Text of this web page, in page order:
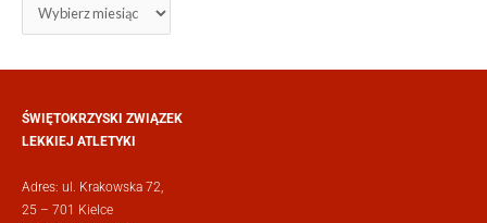
ŚWIĘTOKRZYSKI ZWIĄZEK
LEKKIEJ ATLETYKI
Adres: ul. Krakowska 72,
25 – 701 Kielce